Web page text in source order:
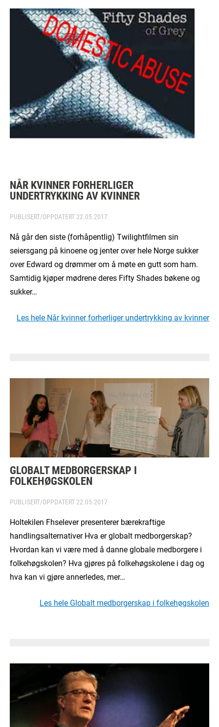
NÅR KVINNER FORHERLIGER
UNDERTRYKKING AV KVINNER
PUBLISERT/OPPDATERT 22.05.2017
Nå går den siste (forhåpentlig) Twilightfilmen sin
seiersgang på kinoene og jenter over hele Norge sukker
over Edward og drømmer om å møte en gutt som ham.
Samtidig kjøper mødrene deres Fifty Shades bøkene og
sukker…
Les hele Når kvinner forherliger undertrykking av kvinner
GLOBALT MEDBORGERSKAP I
FOLKEHØGSKOLEN
PUBLISERT/OPPDATERT 22.05.2017
Holtekilen Fhselever presenterer bærekraftige
handlingsalternativer Hva er globalt medborgerskap?
Hvordan kan vi være med å danne globale medborgere i
folkehøgskolen? Hva gjøres på folkehøgskolene i dag og
hva kan vi gjøre annerledes, mer…
Les hele Globalt medborgerskap i folkehøgskolen